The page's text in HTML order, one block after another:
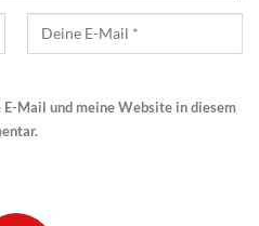
E-Mail und meine Website in diesem